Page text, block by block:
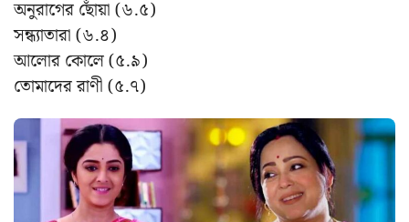
অনুরাগের ছোঁয়া (৬.৫)
সন্ধ্যাতারা (৬.৪)
আলোর কোলে (৫.৯)
তোমাদের রাণী (৫.৭)